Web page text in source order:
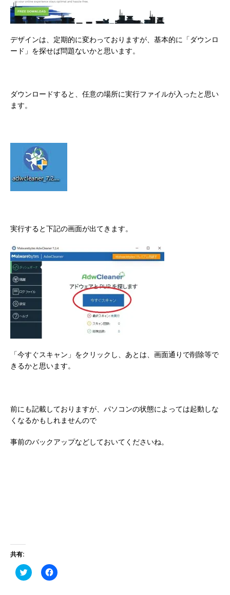
デザインは、定期的に変わっておりますが、基本的に「ダウンロ
ード」を探せば問題ないかと思います。
ダウンロードすると、任意の場所に実行ファイルが入ったと思い
ます。
実行すると下記の画面が出てきます。
「今すぐスキャン」をクリックし、あとは、画面通りで削除等で
きるかと思います。
前にも記載しておりますが、パソコンの状態によっては起動しな
くなるかもしれませんので
事前のバックアップなどしておいてくださいね。
共有:
ク
リ
F
a